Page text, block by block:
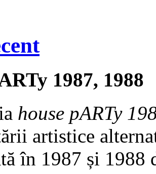
1987, 1988
house pARTy
artistice
în 1987 și 1988